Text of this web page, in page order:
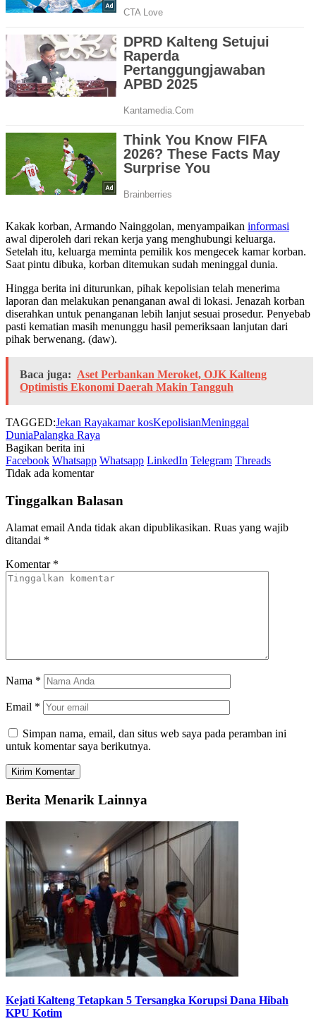
Kakak korban, Armando Nainggolan, menyampaikan informasi
awal diperoleh dari rekan kerja yang menghubungi keluarga.
Setelah itu, keluarga meminta pemilik kos mengecek kamar korban.
Saat pintu dibuka, korban ditemukan sudah meninggal dunia.
Hingga berita ini diturunkan, pihak kepolisian telah menerima
laporan dan melakukan penanganan awal di lokasi. Jenazah korban
diserahkan untuk penanganan lebih lanjut sesuai prosedur. Penyebab
pasti kematian masih menunggu hasil pemeriksaan lanjutan dari
pihak berwenang. (daw).
Baca juga: Aset Perbankan Meroket, OJK Kalteng
Optimistis Ekonomi Daerah Makin Tangguh
TAGGED:Jekan Rayakamar kosKepolisianMeninggal
DuniaPalangka Raya
Bagikan berita ini
Facebook Whatsapp Whatsapp LinkedIn Telegram Threads
Tidak ada komentar
Tinggalkan Balasan
Alamat email Anda tidak akan dipublikasikan. Ruas yang wajib
ditandai *
Komentar *
Nama *
Email *
Simpan nama, email, dan situs web saya pada peramban ini
untuk komentar saya berikutnya.
Berita Menarik Lainnya
Kejati Kalteng Tetapkan 5 Tersangka Korupsi Dana Hibah
KPU Kotim